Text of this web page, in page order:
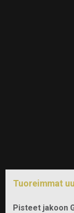
Tuoreimmat
Pisteet jakoon